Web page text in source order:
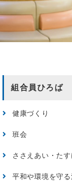
組合員ひろば
健康づくり
班会
ささえあい・た
平和や環境を守る